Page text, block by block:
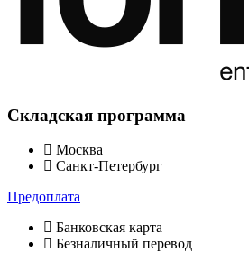
Складская программа
Москва
Санкт-Петербург
Предоплата
Банковская карта
Безналичный перевод